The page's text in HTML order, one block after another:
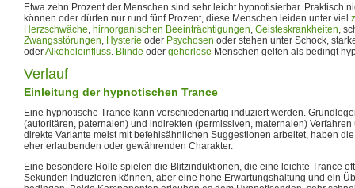
Etwa zehn Prozent der Menschen sind sehr leicht hypnotisierbar. Praktisch
können oder dürfen nur rund fünf Prozent, diese Menschen leiden unter viel
Herzschwäche, hirnorganischen Beeinträchtigungen, Geisteskrankheiten,
Zwangsstörungen, Hysterie oder Psychosen oder stehen unter Schock,
oderAlkoholeinfluss. Blinde oder gehörlose Menschen gelten als bedingt
Verlauf
Einleitung der hypnotischen Trance
Eine hypnotische Trance kann verschiedenartig induziert werden.
(autoritären, paternalen) und indirekten (permissiven, maternalen)
direkte Variante meist mit befehlsähnlichen Suggestionen arbeitet, haben
eher erlaubenden oder gewährenden Charakter.
Eine besondere Rolle spielen die Blitzinduktionen, die eine leichte Trance
Sekunden induzieren können, aber eine hohe Erwartungshaltung und ein